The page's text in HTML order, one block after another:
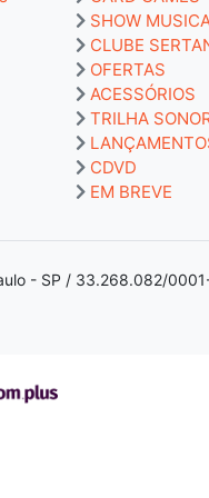
SHOW
CLUBE
OFERTAS
ACESSÓRIOS
TRILHA
CDVD
EM BREVE
- SP / 33.268.082/